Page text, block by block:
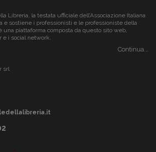
Libreria, la testata ufficiale dell’Associazione Italiana
e sostiene i professionisti e le professioniste della
una piattaforma composta da questo sito web,
e i social network.
Continua...
srl